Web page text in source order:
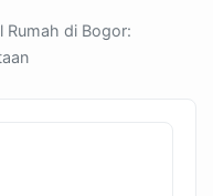
Rumah di Bogor: